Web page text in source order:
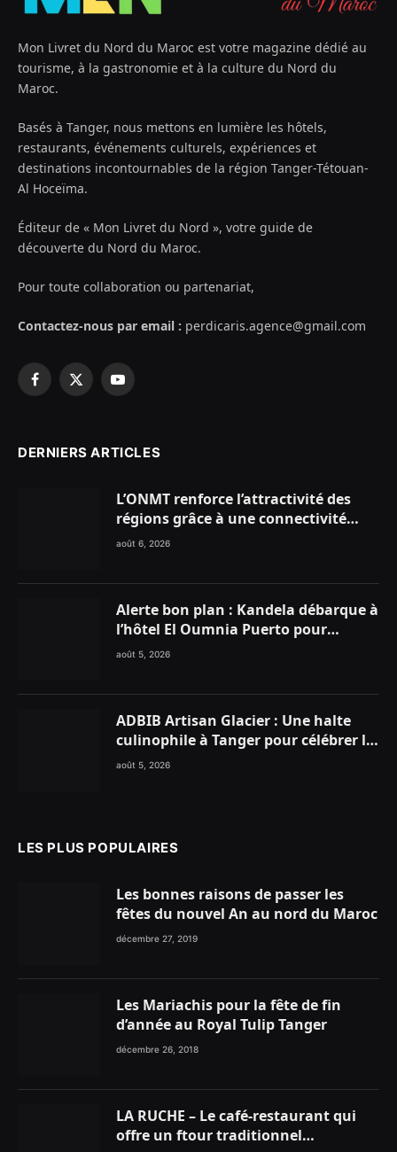
Mon Livret du Nord du Maroc est votre magazine dédié au
tourisme, à la gastronomie et à la culture du Nord du
Maroc.
Basés à Tanger, nous mettons en lumière les hôtels,
restaurants, événements culturels, expériences et
destinations incontournables de la région Tanger-Tétouan-
Al Hoceïma.
Éditeur de « Mon Livret du Nord », votre guide de
découverte du Nord du Maroc.
Pour toute collaboration ou partenariat,
Contactez-nous par email : perdicaris.agence@gmail.com
Facebook
X
YouTube
DERNIERS ARTICLES
L’ONMT renforce l’attractivité des
régions grâce à une connectivité
aérienne historique de Ryanair
août 6, 2026
Alerte bon plan : Kandela débarque à
l’hôtel El Oumnia Puerto pour
enflammer le Chiringuito Malibu
août 5, 2026
ADBIB Artisan Glacier : Une halte
culinophile à Tanger pour célébrer la
glace traditionnelle aux matières
août 5, 2026
LES PLUS POPULAIRES
Les bonnes raisons de passer les
fêtes du nouvel An au nord du Maroc
décembre 27, 2019
Les Mariachis pour la fête de fin
d’année au Royal Tulip Tanger
décembre 26, 2018
LA RUCHE – Le café-restaurant qui
offre un ftour traditionnel